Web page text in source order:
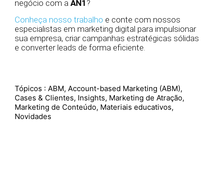
negócio com a AN1 ?
Conheça nosso trabalho e conte com nossos
especialistas em marketing digital para impulsionar
sua empresa, criar campanhas estratégicas sólidas
e converter leads de forma eficiente.
Tópicos : ABM, Account-based Marketing (ABM),
Cases & Clientes, Insights, Marketing de Atração,
Marketing de Conteúdo, Materiais educativos,
Novidades